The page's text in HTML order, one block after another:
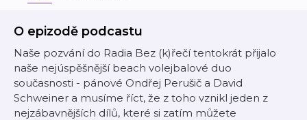
O epizodě podcastu
Naše pozvání do Radia Bez (k)řečí tentokrát přijalo
naše nejúspěšnější beach volejbalové duo
současnosti - pánové Ondřej Perušič a David
Schweiner a musíme říct, že z toho vznikl jeden z
nejzábavnějších dílů, které si zatím můžete